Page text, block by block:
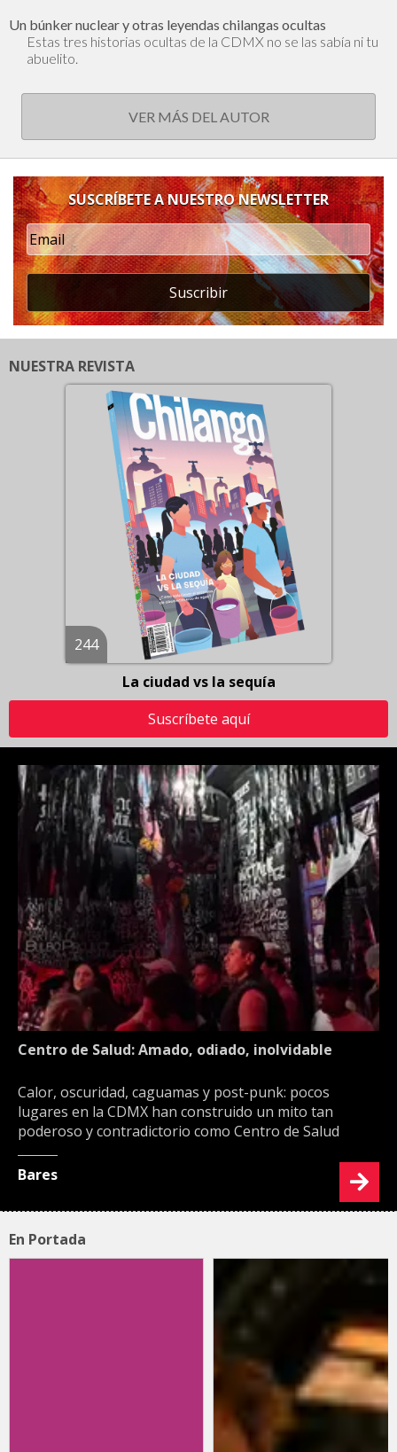
Un búnker nuclear y otras leyendas chilangas ocultas
Estas tres historias ocultas de la CDMX no se las sabía ni tu
abuelito.
VER MÁS DEL AUTOR
SUSCRÍBETE A NUESTRO NEWSLETTER
Suscribir
NUESTRA REVISTA
244
La ciudad vs la sequía
Suscríbete aquí
Centro de Salud: Amado, odiado, inolvidable
Calor, oscuridad, caguamas y post-punk: pocos
lugares en la CDMX han construido un mito tan
poderoso y contradictorio como Centro de Salud
Bares
En Portada